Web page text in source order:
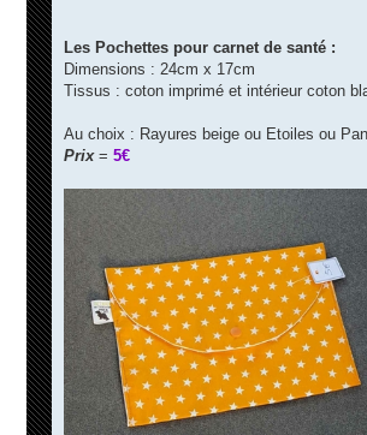
Les Pochettes pour carnet de santé :
Dimensions : 24cm x 17cm
Tissus : coton imprimé et intérieur coton
Au choix : Rayures beige ou Etoiles ou
Prix = 5€